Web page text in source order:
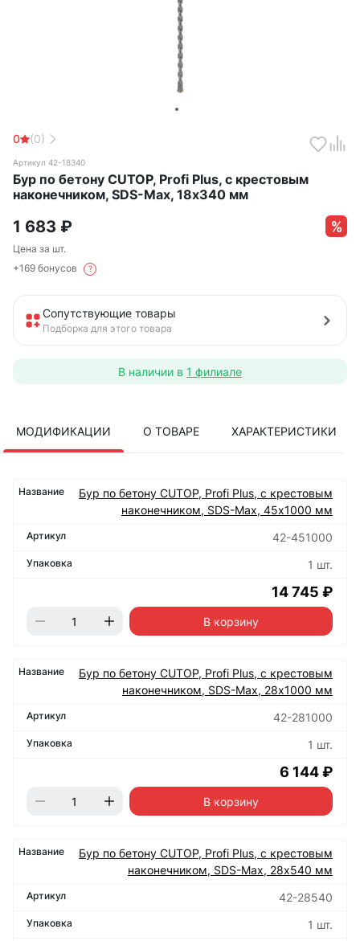
0 (0)
Артикул 42-18340
Бур по бетону CUTOP, Profi Plus, с крестовым
наконечником, SDS-Max, 18х340 мм
1 683 ₽
Цена за шт.
+169 бонусов
?
Сопутствующие товары
Подборка для этого товара
В наличии в 1 филиале
МОДИФИКАЦИИ О ТОВАРЕ ХАРАКТЕРИСТИКИ
Бур по бетону CUTOP, Profi Plus, с крестовым
наконечником, SDS-Max, 45х1000 мм
42-451000
1 шт.
14 745 ₽
В корзину
Бур по бетону CUTOP, Profi Plus, с крестовым
наконечником, SDS-Max, 28х1000 мм
42-281000
1 шт.
6 144 ₽
В корзину
Бур по бетону CUTOP, Profi Plus, с крестовым
наконечником, SDS-Max, 28х540 мм
42-28540
1 шт.